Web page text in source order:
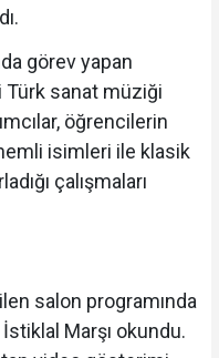
görev yapan
sanat müziği
öğrencilerin
isimleri ile klasik
çalışmaları
salon programında
Marşı okundu.